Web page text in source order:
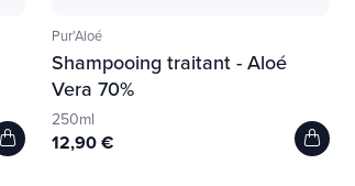
Pur'Aloé
Shampooing traitant - Aloé
Vera 70%
250ml
12,90 €